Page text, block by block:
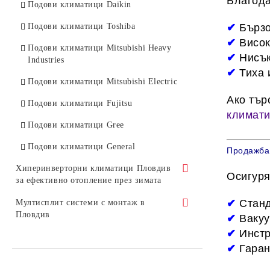
Инверторни климатици Mitsubishi
Инверторни климатици Toshiba
Инверторни климатици Fujitsu
Инверторни климатици General
Инверторни климатици Gree
Инверторни климатици AUX
Подови климатици Daikin
Подови климатици Toshiba
Подови климатици Mitsubishi Heavy
Industries
Подови климатици Mitsubishi Electric
Подови климатици Fujitsu
Подови климатици Gree
Подови климатици General
Хиперинверторни климатици Пловдив
за ефективно отопление през зимата
Хиперинверторни климатици
Mitsubishi Electric
Mitsubishi Heavy Industries
Мултисплит системи с монтаж в
Пловдив
Electric
✔
✔
✔
✔ Тиха
Ако
✔
✔
✔
✔